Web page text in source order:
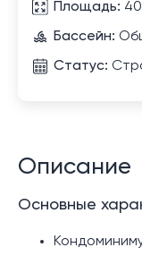
Площадь:
Бассейн:
Статус:
Описание
Основные